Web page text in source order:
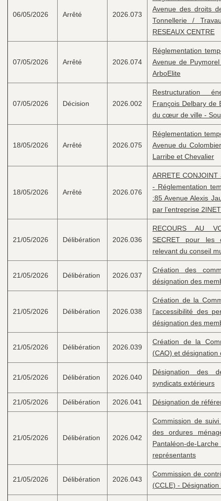
06/05/2026 Arrêté 2026.073
Avenue des droits
Tonnellerie /
RESEAUX CENTRE
07/05/2026 Arrêté 2026.074
Réglementation
Avenue de
ArboElite
07/05/2026 Décision 2026.002
Restructuration
François Delbary de
du cœur de ville -
18/05/2026 Arrêté 2026.075
Réglementation
Avenue du
Larribe et Chevalier
18/05/2026 Arrêté 2026.076
ARRETE
- Réglementation
:85 Avenue Alexis
par l’entreprise
21/05/2026 Délibération 2026.036
RECOURS AU
SECRET pour les
relevant du conseil
21/05/2026 Délibération 2026.037
Création des
désignation des
21/05/2026 Délibération 2026.038
Création de la
l’accessibilité des
désignation des
21/05/2026 Délibération 2026.039
Création de la
(CAO) et désignation
21/05/2026 Délibération 2026.040
Désignation des
syndicats extérieurs
21/05/2026 Délibération 2026.041 Désignation de
21/05/2026 Délibération 2026.042
Commission de suivi
des ordures
Pantaléon-de-
représentants
21/05/2026 Délibération 2026.043
Commission de
(CCLE) -